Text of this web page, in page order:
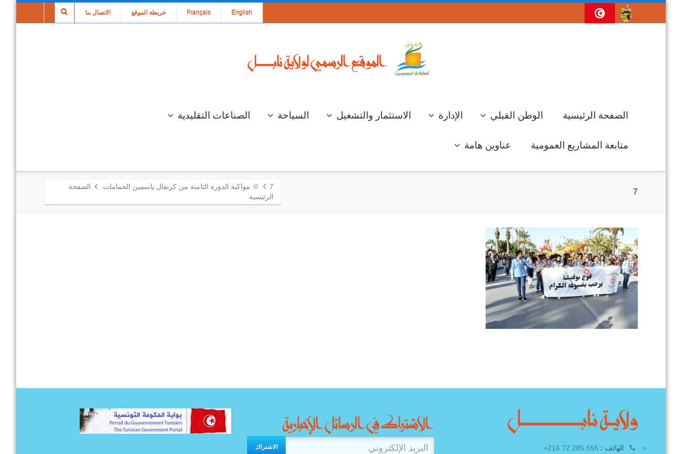
الاتصال بنا خريطة الموقع Français English
الصفحة الرئيسية الوطن القبلي الإدارة الاستثمار والتشغيل السياحة الصناعات التقليدية
متابعة المشاريع العمومية عناوين هامة
7
7 💠 مواكبة الدورة الثامنة من كرنفال ياسمين الحمامات.
الصفحة
الرئيسية
الاشتراك الهاتف :